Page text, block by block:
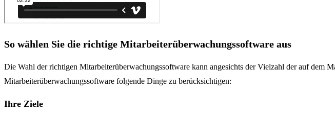
So wählen Sie die richtige Mitarbeiterüberwachungssoftware aus
Die Wahl der richtigen Mitarbeiterüberwachungssoftware kann angesichts der Vielzahl der auf dem
Mitarbeiterüberwachungssoftware folgende Dinge zu berücksichtigen:
Ihre Ziele